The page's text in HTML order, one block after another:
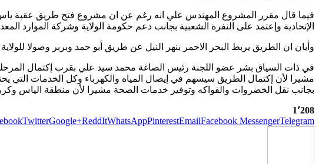
فيما قال مقرر المشروع المهندس علي انه رغم عن ان مشروع فتح طريق عقبة ياس
الإتحادية وإعتمد على النفرة الشعبية بجانب دعم حكومة الولاية وشركة الموارد
وأبان ان الطريق يربط البحر الاحمر بنهر النيل عن طريق أبو حمد وبربر وصولا
في ذات السياق بشر عضو اللجنة رئيس الصاغة محمد سيد علي بقرب إكتمال
مشيرا لأن إكتمال الطريق سيسهم في إيصال المياه والكهرباء وكل الخدمات التي
بجانب نقل الخضروات والفواكه وتوفير خدمات الصحة مشيرا لأن منطقة الياس
1٬208
TwitterGoogle+ReddItWhatsAppPinterestEmailFacebook MessengerTelegram